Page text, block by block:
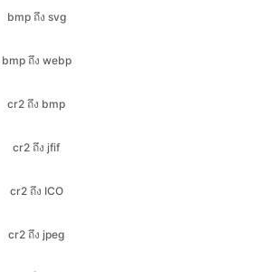
cr2 ถึง bmp
cr2 ถึง jfif
cr2 ถึง ICO
cr2 ถึง jpeg
cr2 เป็น pdf
cr2 ถึง png